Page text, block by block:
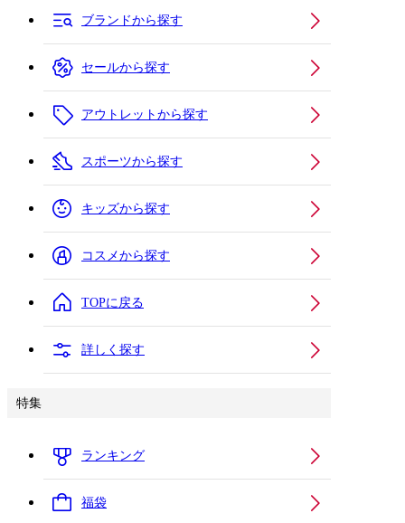
ブランドから探す
セールから探す
アウトレットから探す
スポーツから探す
キッズから探す
コスメから探す
TOPに戻る
詳しく探す
特集
ランキング
福袋